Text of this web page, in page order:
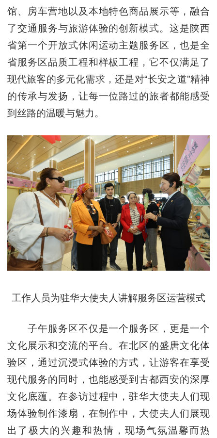
馆、房车营地以及本地特色商品展示等，融合
了交通服务与旅游体验的创新模式。这是陕西
省第一个开放式休闲运动主题服务区，也是全
省服务区品质工程和样板工程，它不仅满足了
现代旅客的多元化需求，还是对“长安之道”精神
的传承与发扬，让每一位路过的旅者都能感受
到丝路的温暖与魅力。
工作人员为驻华大使夫人讲解服务区运营模式
子午服务区不仅是一个服务区，更是一个
文化展示和交流的平台。在北区的盛唐文化体
验区，通过沉浸式体验的方式，让游客在享受
现代服务的同时，也能感受到古都西安的深厚
文化底蕴。在参访过程中，驻华大使夫人们现
场体验制作漆扇，在制作中，大使夫人们展现
出了极大的兴趣和热情，现场气氛温馨而热